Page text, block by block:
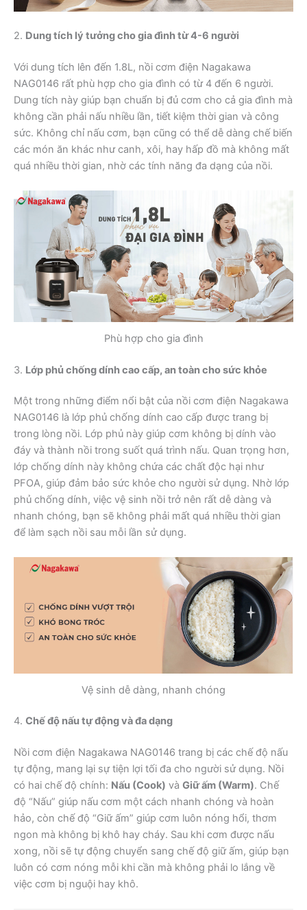
2. Dung tích lý tưởng cho gia đình từ 4-6 người
Với dung tích lên đến 1.8L, nồi cơm điện Nagakawa
NAG0146 rất phù hợp cho gia đình có từ 4 đến 6 người.
Dung tích này giúp bạn chuẩn bị đủ cơm cho cả gia đình mà
không cần phải nấu nhiều lần, tiết kiệm thời gian và công
sức. Không chỉ nấu cơm, bạn cũng có thể dễ dàng chế biến
các món ăn khác như canh, xôi, hay hấp đồ mà không mất
quá nhiều thời gian, nhờ các tính năng đa dạng của nồi.
Phù hợp cho gia đình
3. Lớp phủ chống dính cao cấp, an toàn cho sức khỏe
Một trong những điểm nổi bật của nồi cơm điện Nagakawa
NAG0146 là lớp phủ chống dính cao cấp được trang bị
trong lòng nồi. Lớp phủ này giúp cơm không bị dính vào
đáy và thành nồi trong suốt quá trình nấu. Quan trọng hơn,
lớp chống dính này không chứa các chất độc hại như
PFOA, giúp đảm bảo sức khỏe cho người sử dụng. Nhờ lớp
phủ chống dính, việc vệ sinh nồi trở nên rất dễ dàng và
nhanh chóng, bạn sẽ không phải mất quá nhiều thời gian
để làm sạch nồi sau mỗi lần sử dụng.
Vệ sinh dễ dàng, nhanh chóng
4. Chế độ nấu tự động và đa dạng
Nồi cơm điện Nagakawa NAG0146 trang bị các chế độ nấu
tự động, mang lại sự tiện lợi tối đa cho người sử dụng. Nồi
có hai chế độ chính: Nấu (Cook) và Giữ ấm (Warm). Chế
độ “Nấu” giúp nấu cơm một cách nhanh chóng và hoàn
hảo, còn chế độ “Giữ ấm” giúp cơm luôn nóng hổi, thơm
ngon mà không bị khô hay cháy. Sau khi cơm được nấu
xong, nồi sẽ tự động chuyển sang chế độ giữ ấm, giúp bạn
luôn có cơm nóng mỗi khi cần mà không phải lo lắng về
việc cơm bị nguội hay khô.